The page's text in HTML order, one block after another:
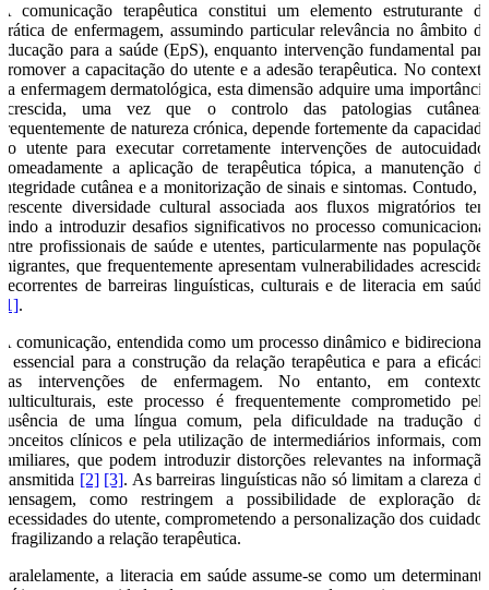
A comunicação terapêutica constitui um elemento estruturante da
prática de enfermagem, assumindo particular relevância no âmbito da
educação para a saúde (EpS), enquanto intervenção fundamental para
promover a capacitação do utente e a adesão terapêutica. No contexto
da enfermagem dermatológica, esta dimensão adquire uma importância
acrescida, uma vez que o controlo das patologias cutâneas,
frequentemente de natureza crónica, depende fortemente da capacidade
do utente para executar corretamente intervenções de autocuidado,
nomeadamente a aplicação de terapêutica tópica, a manutenção da
integridade cutânea e a monitorização de sinais e sintomas. Contudo, a
crescente diversidade cultural associada aos fluxos migratórios tem
vindo a introduzir desafios significativos no processo comunicacional
entre profissionais de saúde e utentes, particularmente nas populações
migrantes, que frequentemente apresentam vulnerabilidades acrescidas
decorrentes de barreiras linguísticas, culturais e de literacia em saúde
[1].
A comunicação, entendida como um processo dinâmico e bidirecional,
é essencial para a construção da relação terapêutica e para a eficácia
das intervenções de enfermagem. No entanto, em contextos
multiculturais, este processo é frequentemente comprometido pela
ausência de uma língua comum, pela dificuldade na tradução de
conceitos clínicos e pela utilização de intermediários informais, como
familiares, que podem introduzir distorções relevantes na informação
transmitida [2] [3]. As barreiras linguísticas não só limitam a clareza da
mensagem, como restringem a possibilidade de exploração das
necessidades do utente, comprometendo a personalização dos cuidados
e fragilizando a relação terapêutica.
Paralelamente, a literacia em saúde assume-se como um determinante